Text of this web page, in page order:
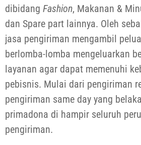
dibidang Fashion, Makanan &
dan Spare part lainnya. Oleh
jasa pengiriman mengambil
berlomba-lomba mengeluarkan
layanan agar dapat memenuhi
pebisnis. Mulai dari pengiriman
pengiriman same day yang
primadona di hampir seluruh
pengiriman.